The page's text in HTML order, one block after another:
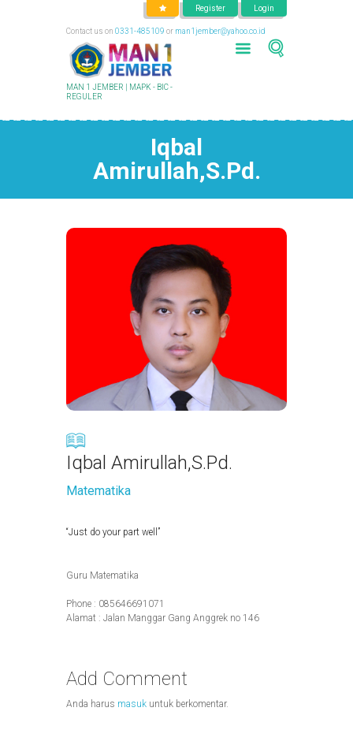
Register Login
Contact us on 0331-485109 or man1jember@yahoo.co.id
MAN 1 JEMBER | MAPK - BIC -
REGULER
Iqbal
Amirullah,S.Pd.
Iqbal Amirullah,S.Pd.
Matematika
“Just do your part well”
Guru Matematika
Phone : 085646691071
Alamat : Jalan Manggar Gang Anggrek no 146
Add Comment
Anda harus masuk untuk berkomentar.